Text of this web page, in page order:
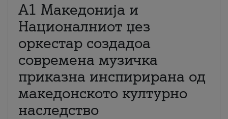
А1 Македонија и
Националниот џез
оркестар создадоа
современа музичка
приказна инспирирана од
македонското културно
наследство